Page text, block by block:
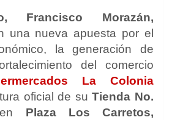
Francisco Morazán,
una nueva apuesta por el
la generación de
del comercio
La Colonia
oficial de suTienda No.
Plaza Los Carretos,